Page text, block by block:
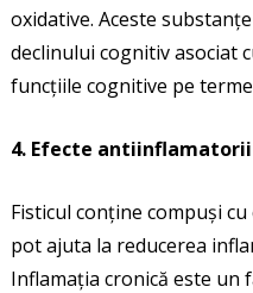
oxidative. Aceste
declinului cognitiv asociat
funcțiile cognitive pe
4. Efecte antiinflamatorii
Fisticul conține compuși
pot ajuta la reducerea
Inflamația cronică este un